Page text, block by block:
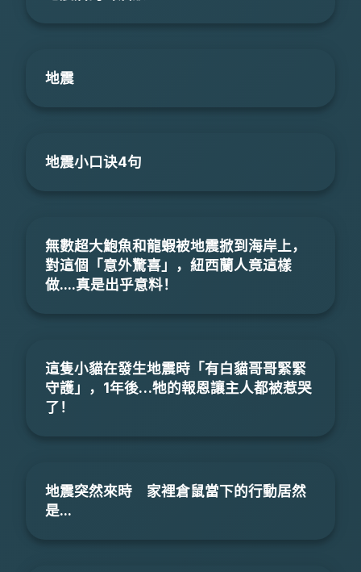
地震
地震小口诀4句
無數超大鮑魚和龍蝦被地震掀到海岸上，
對這個「意外驚喜」，紐西蘭人竟這樣
做....真是出乎意料！
這隻小貓在發生地震時「有白貓哥哥緊緊
守護」，1年後…牠的報恩讓主人都被惹哭
了！
地震突然來時 家裡倉鼠當下的行動居然
是...